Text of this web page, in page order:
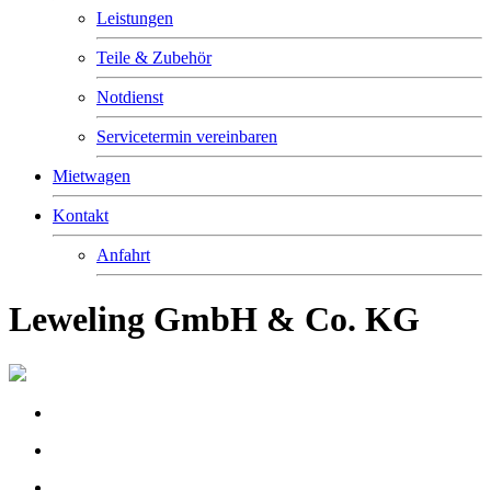
Leistungen
Teile & Zubehör
Notdienst
Servicetermin vereinbaren
Mietwagen
Kontakt
Anfahrt
Leweling GmbH & Co. KG